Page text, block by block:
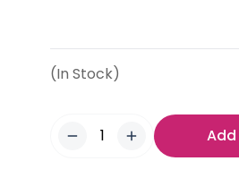
(In Stock)